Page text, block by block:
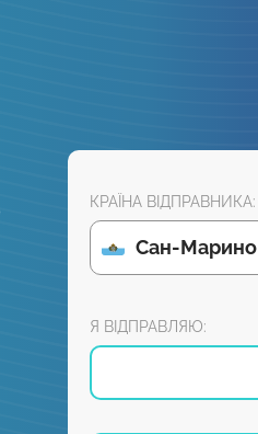
КРАЇНА ВІДПРАВНИКА:
Сан-Марино
Я ВІДПРАВЛЯЮ: